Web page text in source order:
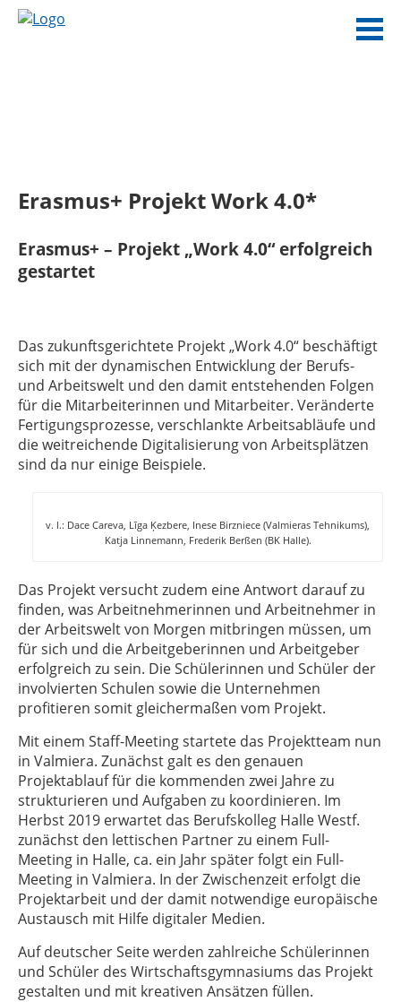
Erasmus+ Projekt Work 4.0*
Erasmus+ – Projekt „Work 4.0“ erfolgreich
gestartet
Das zukunftsgerichtete Projekt „Work 4.0“ beschäftigt
sich mit der dynamischen Entwicklung der Berufs-
und Arbeitswelt und den damit entstehenden Folgen
für die Mitarbeiterinnen und Mitarbeiter. Veränderte
Fertigungsprozesse, verschlankte Arbeitsabläufe und
die weitreichende Digitalisierung von Arbeitsplätzen
sind da nur einige Beispiele.
v. l.: Dace Careva, Līga Ķezbere, Inese Birzniece (Valmieras Tehnikums),
Katja Linnemann, Frederik Berßen (BK Halle).
Das Projekt versucht zudem eine Antwort darauf zu
finden, was Arbeitnehmerinnen und Arbeitnehmer in
der Arbeitswelt von Morgen mitbringen müssen, um
für sich und die Arbeitgeberinnen und Arbeitgeber
erfolgreich zu sein. Die Schülerinnen und Schüler der
involvierten Schulen sowie die Unternehmen
profitieren somit gleichermaßen vom Projekt.
Mit einem Staff-Meeting startete das Projektteam nun
in Valmiera. Zunächst galt es den genauen
Projektablauf für die kommenden zwei Jahre zu
strukturieren und Aufgaben zu koordinieren. Im
Herbst 2019 erwartet das Berufskolleg Halle Westf.
zunächst den lettischen Partner zu einem Full-
Meeting in Halle, ca. ein Jahr später folgt ein Full-
Meeting in Valmiera. In der Zwischenzeit erfolgt die
Projektarbeit und der damit notwendige europäische
Austausch mit Hilfe digitaler Medien.
Auf deutscher Seite werden zahlreiche Schülerinnen
und Schüler des Wirtschaftsgymnasiums das Projekt
gestalten und mit kreativen Ansätzen füllen.